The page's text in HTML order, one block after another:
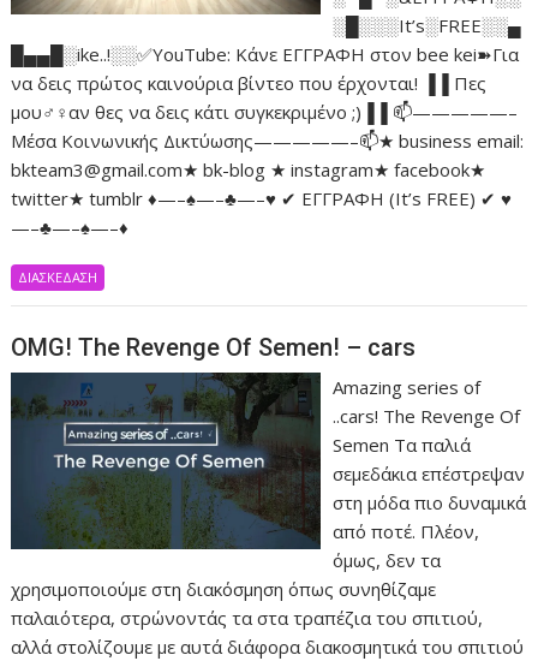
░█░░░It’s░FREE░░▄
█▄▄█░ike..!░░✅YouTube: Κάνε ΕΓΓΡΑΦΗ στον bee kei➽Για
να δεις πρώτος καινούρια βίντεο που έρχονται! ▐▐ Πες
μου♂♀αν θες να δεις κάτι συγκεκριμένο ;)▐▐ 📫—————–
Μέσα Κοινωνικής Δικτύωσης—————–📫★ business email:
bkteam3@gmail.com★ bk-blog ★ instagram★ facebook★
twitter★ tumblr ♦—–♠—–♣—–♥ ✔ ΕΓΓΡΑΦΗ (It’s FREE) ✔ ♥
—–♣—–♠—–♦
ΔΙΑΣΚΕΔΑΣΗ
OMG! The Revenge Of Semen! – cars
Amazing series of
..cars! The Revenge Of
Semen Τα παλιά
σεμεδάκια επέστρεψαν
στη μόδα πιο δυναμικά
από ποτέ. Πλέον,
όμως, δεν τα
χρησιμοποιούμε στη διακόσμηση όπως συνηθίζαμε
παλαιότερα, στρώνοντάς τα στα τραπέζια του σπιτιού,
αλλά στολίζουμε με αυτά διάφορα διακοσμητικά του σπιτιού